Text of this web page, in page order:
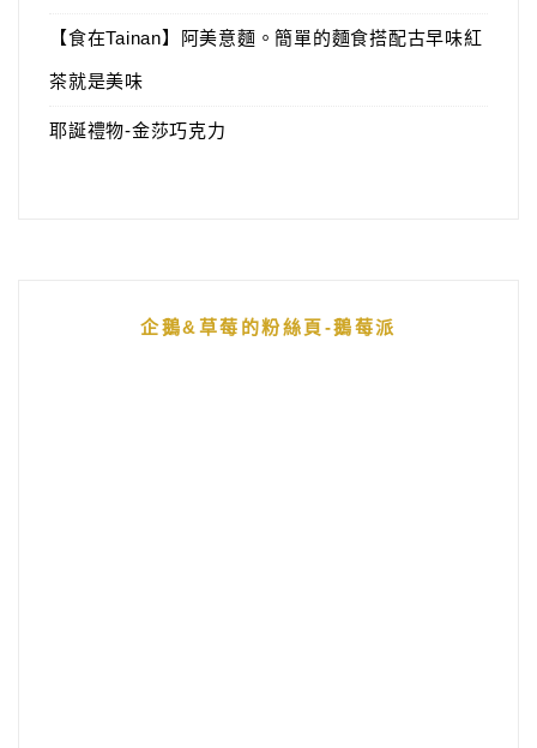
【食在Tainan】阿美意麵。簡單的麵食搭配古早味紅
茶就是美味
耶誕禮物-金莎巧克力
企鵝&草莓的粉絲頁-鵝莓派